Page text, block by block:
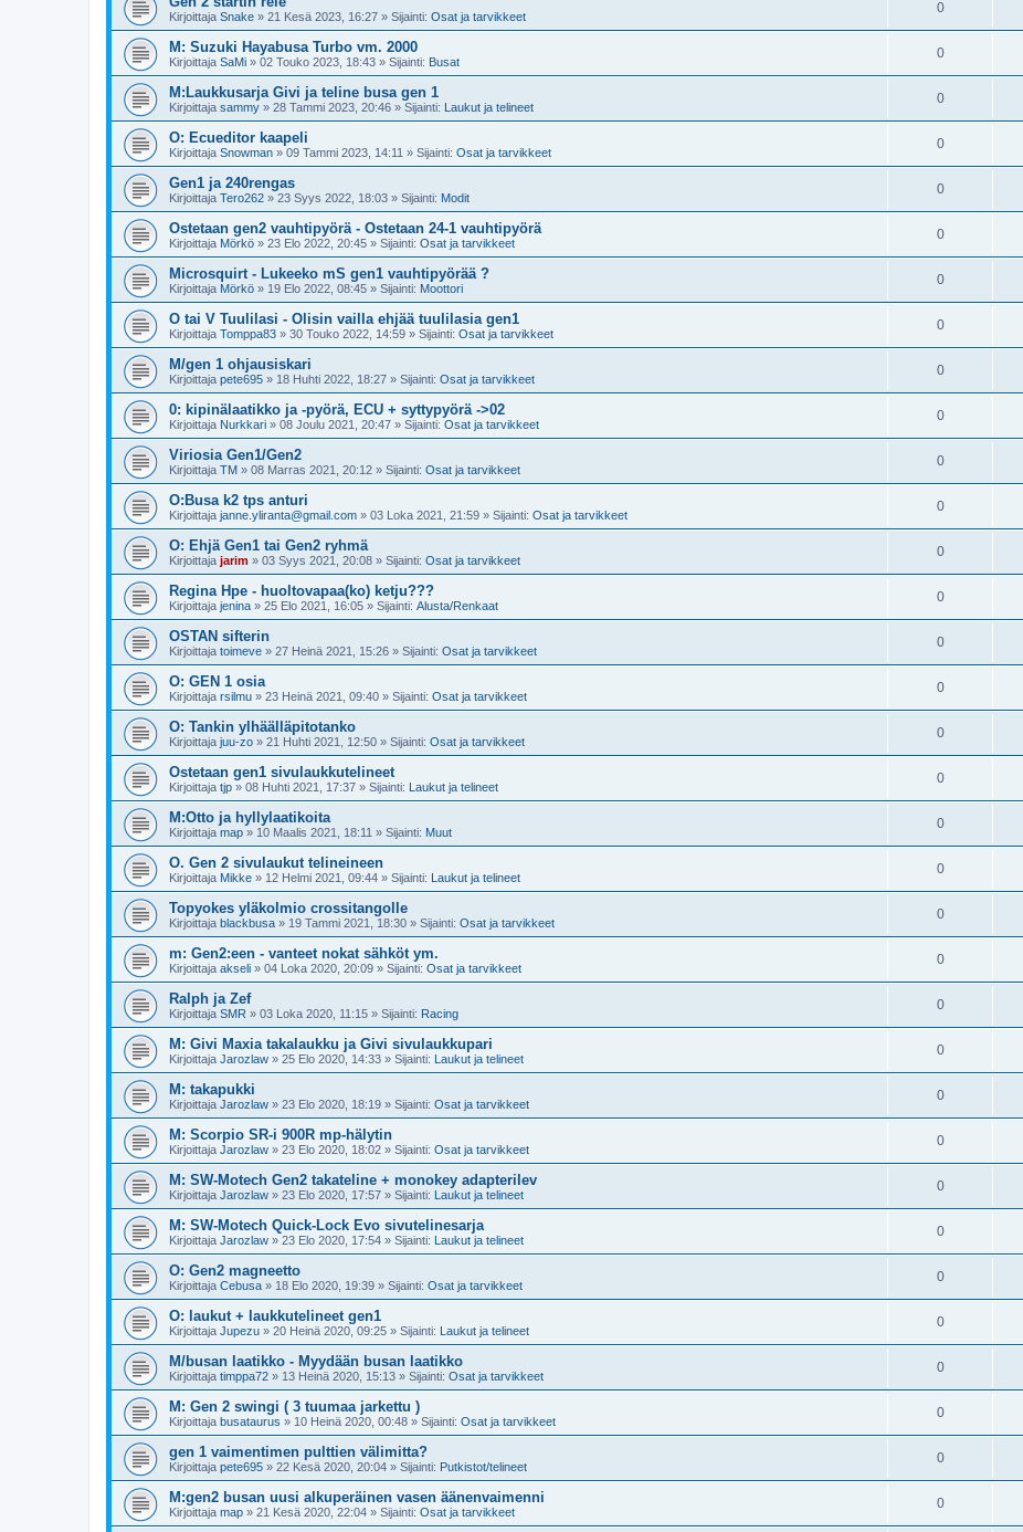
Kirjoittaja Snake » 21 Kesä 2023, 16:27 » Sijainti: Osat ja tarvikkeet
0
M: Suzuki Hayabusa Turbo vm. 2000
Kirjoittaja SaMi » 02 Touko 2023, 18:43 » Sijainti: Busat
0
M:Laukkusarja Givi ja teline busa gen 1
Kirjoittaja sammy » 28 Tammi 2023, 20:46 » Sijainti: Laukut ja telineet
0
O: Ecueditor kaapeli
Kirjoittaja Snowman » 09 Tammi 2023, 14:11 » Sijainti: Osat ja tarvikkeet
0
Gen1 ja 240rengas
Kirjoittaja Tero262 » 23 Syys 2022, 18:03 » Sijainti: Modit
0
Ostetaan gen2 vauhtipyörä - Ostetaan 24-1 vauhtipyörä
Kirjoittaja Mörkö » 23 Elo 2022, 20:45 » Sijainti: Osat ja tarvikkeet
0
Microsquirt - Lukeeko mS gen1 vauhtipyörää ?
Kirjoittaja Mörkö » 19 Elo 2022, 08:45 » Sijainti: Moottori
0
O tai V Tuulilasi - Olisin vailla ehjää tuulilasia gen1
Kirjoittaja Tomppa83 » 30 Touko 2022, 14:59 » Sijainti: Osat ja tarvikkeet
0
M/gen 1 ohjausiskari
Kirjoittaja pete695 » 18 Huhti 2022, 18:27 » Sijainti: Osat ja tarvikkeet
0
0: kipinälaatikko ja -pyörä, ECU + syttypyörä ->02
Kirjoittaja Nurkkari » 08 Joulu 2021, 20:47 » Sijainti: Osat ja tarvikkeet
0
Viriosia Gen1/Gen2
Kirjoittaja TM » 08 Marras 2021, 20:12 » Sijainti: Osat ja tarvikkeet
0
O:Busa k2 tps anturi
Kirjoittaja janne.yliranta@gmail.com » 03 Loka 2021, 21:59 » Sijainti: Osat ja tarvikkeet
0
O: Ehjä Gen1 tai Gen2 ryhmä
Kirjoittaja jarim » 03 Syys 2021, 20:08 » Sijainti: Osat ja tarvikkeet
0
Regina Hpe - huoltovapaa(ko) ketju???
Kirjoittaja jenina » 25 Elo 2021, 16:05 » Sijainti: Alusta/Renkaat
0
OSTAN sifterin
Kirjoittaja toimeve » 27 Heinä 2021, 15:26 » Sijainti: Osat ja tarvikkeet
0
O: GEN 1 osia
Kirjoittaja rsilmu » 23 Heinä 2021, 09:40 » Sijainti: Osat ja tarvikkeet
0
O: Tankin ylhäälläpitotanko
Kirjoittaja juu-zo » 21 Huhti 2021, 12:50 » Sijainti: Osat ja tarvikkeet
0
Ostetaan gen1 sivulaukkutelineet
Kirjoittaja tjp » 08 Huhti 2021, 17:37 » Sijainti: Laukut ja telineet
0
M:Otto ja hyllylaatikoita
Kirjoittaja map » 10 Maalis 2021, 18:11 » Sijainti: Muut
0
O. Gen 2 sivulaukut telineineen
Kirjoittaja Mikke » 12 Helmi 2021, 09:44 » Sijainti: Laukut ja telineet
0
Topyokes yläkolmio crossitangolle
Kirjoittaja blackbusa » 19 Tammi 2021, 18:30 » Sijainti: Osat ja tarvikkeet
0
m: Gen2:een - vanteet nokat sähköt ym.
Kirjoittaja akseli » 04 Loka 2020, 20:09 » Sijainti: Osat ja tarvikkeet
0
Ralph ja Zef
Kirjoittaja SMR » 03 Loka 2020, 11:15 » Sijainti: Racing
0
M: Givi Maxia takalaukku ja Givi sivulaukkupari
Kirjoittaja Jarozlaw » 25 Elo 2020, 14:33 » Sijainti: Laukut ja telineet
0
M: takapukki
Kirjoittaja Jarozlaw » 23 Elo 2020, 18:19 » Sijainti: Osat ja tarvikkeet
0
M: Scorpio SR-i 900R mp-hälytin
Kirjoittaja Jarozlaw » 23 Elo 2020, 18:02 » Sijainti: Osat ja tarvikkeet
0
M: SW-Motech Gen2 takateline + monokey adapterilev
Kirjoittaja Jarozlaw » 23 Elo 2020, 17:57 » Sijainti: Laukut ja telineet
0
M: SW-Motech Quick-Lock Evo sivutelinesarja
Kirjoittaja Jarozlaw » 23 Elo 2020, 17:54 » Sijainti: Laukut ja telineet
0
O: Gen2 magneetto
Kirjoittaja Cebusa » 18 Elo 2020, 19:39 » Sijainti: Osat ja tarvikkeet
0
O: laukut + laukkutelineet gen1
Kirjoittaja Jupezu » 20 Heinä 2020, 09:25 » Sijainti: Laukut ja telineet
0
M/busan laatikko - Myydään busan laatikko
Kirjoittaja timppa72 » 13 Heinä 2020, 15:13 » Sijainti: Osat ja tarvikkeet
0
M: Gen 2 swingi ( 3 tuumaa jarkettu )
Kirjoittaja busataurus » 10 Heinä 2020, 00:48 » Sijainti: Osat ja tarvikkeet
0
gen 1 vaimentimen pulttien välimitta?
Kirjoittaja pete695 » 22 Kesä 2020, 20:04 » Sijainti: Putkistot/telineet
0
M:gen2 busan uusi alkuperäinen vasen äänenvaimenni
Kirjoittaja map » 21 Kesä 2020, 22:04 » Sijainti: Osat ja tarvikkeet
0